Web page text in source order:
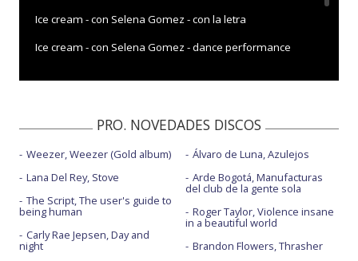
Ice cream - con Selena Gomez - con la letra
Ice cream - con Selena Gomez - dance performance
PRO. NOVEDADES DISCOS
Weezer, Weezer (Gold album)
Lana Del Rey, Stove
The Script, The user's guide to
being human
Carly Rae Jepsen, Day and
night
Álvaro de Luna, Azulejos
Arde Bogotá, Manufacturas
del club de la gente sola
Roger Taylor, Violence insane
in a beautiful world
Brandon Flowers, Thrasher